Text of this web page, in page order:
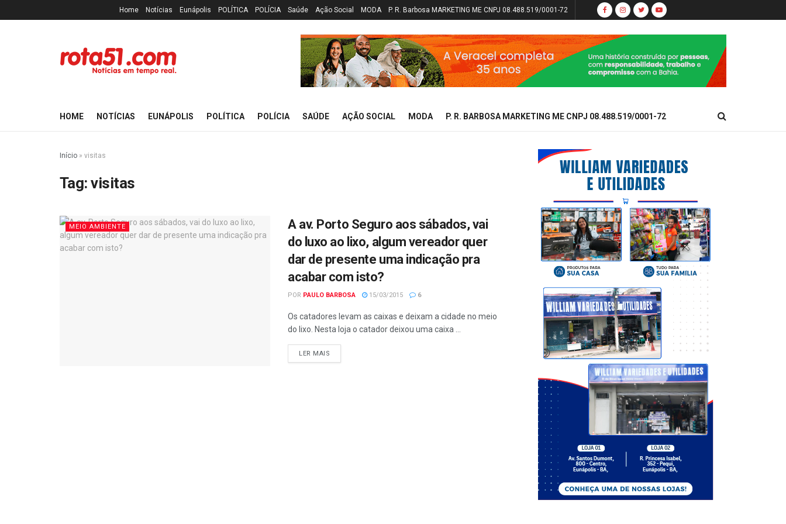
Home Notícias Eunápolis POLÍTICA POLÍCIA Saúde Ação Social MODA P. R. Barbosa MARKETING ME CNPJ 08.488.519/0001-72
HOME NOTÍCIAS EUNÁPOLIS POLÍTICA POLÍCIA SAÚDE AÇÃO SOCIAL MODA P. R. BARBOSA MARKETING ME CNPJ 08.488.519/0001-72
Início » visitas
Tag:visitas
MEIO AMBIENTE
A av. Porto Seguro aos sábados, vai
do luxo ao lixo, algum vereador quer
dar de presente uma indicação pra
acabar com isto?
POR PAULO BARBOSA 15/03/2015 6
Os catadores levam as caixas e deixam a cidade no meio
do lixo. Nesta loja o catador deixou uma caixa ...
LER MAIS